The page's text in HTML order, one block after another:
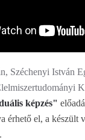
Széchenyi István
képzés"
érhető el, a készült